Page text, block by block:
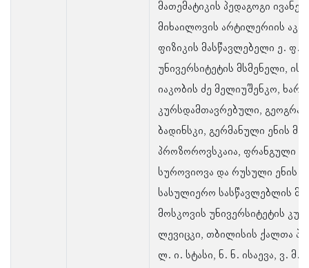
მათემატიკის პედაგოგი ივანე
მიხაილოვის არტილერიის
ფიზიკის მასწავლებელი ე. ფ.
უნივერსიტეტის მსმენელი,
იაკობის ძე მელიუშენკო,
კურსდამთავრებული,
ბადინსკი, გერმანული ენის
პროზოროვსკაია, ფრანგული
სუროვიოვა და რუსული ენის
სასულიერო სასწავლებლის
მოსკოვის უნივერსიტეტის
ლევიცკი, თბილისის ქალთა
ლ. ი. სტასი, ნ. ნ. ისაევა, ვ. მ.